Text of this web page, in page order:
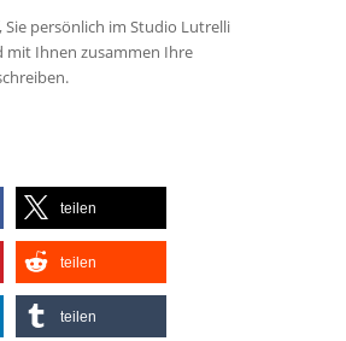
persönlich im Studio Lutrelli
mit Ihnen zusammen Ihre
teilen
teilen
teilen